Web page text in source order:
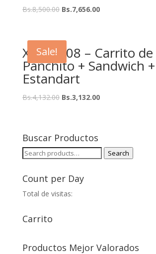
Bs.8,500.00 Bs.7,656.00
Sale!
XDLP-008 – Carrito de
Panchito + Sandwich +
Estandart
Bs.4,132.00 Bs.3,132.00
Buscar Productos
Search
Search
Count per Day
Total de visitas:
Carrito
Productos Mejor Valorados